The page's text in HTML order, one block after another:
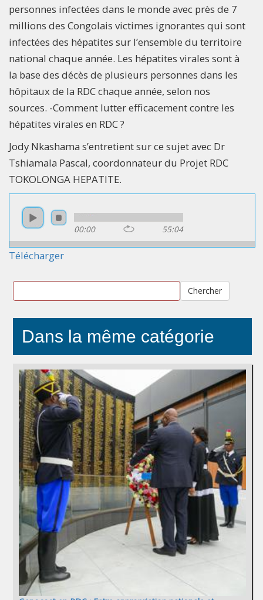
personnes infectées dans le monde avec près de 7
millions des Congolais victimes ignorantes qui sont
infectées des hépatites sur l’ensemble du territoire
national chaque année. Les hépatites virales sont à
la base des décès de plusieurs personnes dans les
hôpitaux de la RDC chaque année, selon nos
sources. -Comment lutter efficacement contre les
hépatites virales en RDC ?
Jody Nkashama s’entretient sur ce sujet avec Dr
Tshiamala Pascal, coordonnateur du Projet RDC
TOKOLONGA HEPATITE.
00:00 55:04
Télécharger
Chercher
Dans la même catégorie